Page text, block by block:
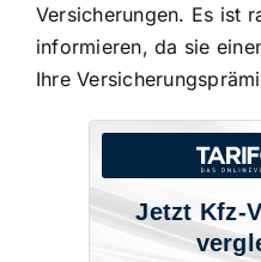
Versicherungen. Es ist
informieren, da sie
Ihre
Jetzt Kfz-